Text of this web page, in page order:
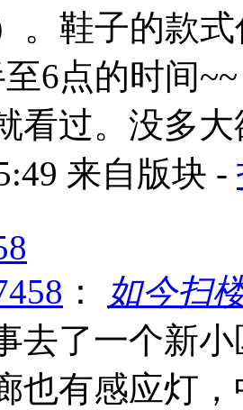
。鞋子的款
至6点的时间
看过。没多
来自版块 -
：
如今扫
去了一个新
也有感应灯